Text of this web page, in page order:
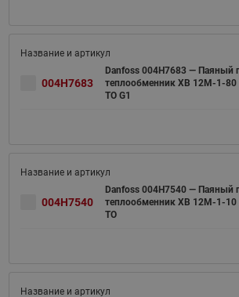
004H7683
Danfoss 004H7683 — Паяный
теплообменник XB 12M-1-
ТО G1
004H7540
Danfoss 004H7540 — Паяный
теплообменник XB 12M-1-
ТО